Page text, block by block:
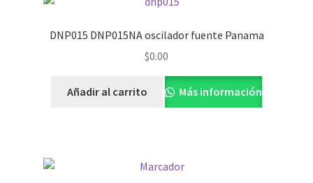
DNP015 DNP015NA oscilador fuente Panama
$0.00
Añadir al carrito Más información